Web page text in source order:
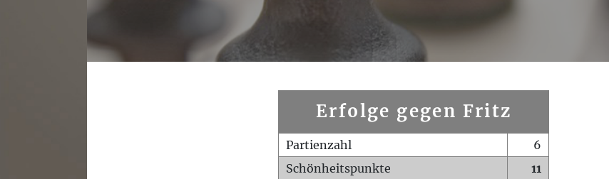
Erfolge gegen Fritz
Partienzahl
6
Schönheitspunkte
11